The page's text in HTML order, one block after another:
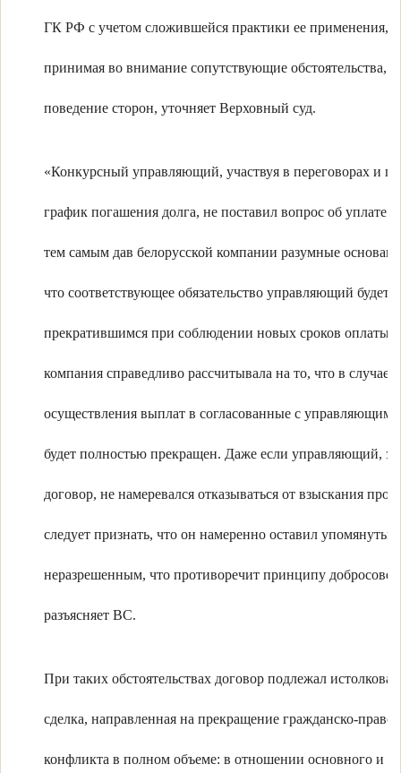
ГК РФ с учетом сложившейся практики ее применения, в
принимая во внимание сопутствующие обстоятельства,
поведение сторон, уточняет Верховный суд.
«Конкурсный управляющий, участвуя в переговорах и
график погашения долга, не поставил вопрос об уплате
тем самым дав белорусской компании разумные
что соответствующее обязательство управляющий будет
прекратившимся при соблюдении новых сроков оплаты.
компания справедливо рассчитывала на то, что в случае
осуществления выплат в согласованные с управляющим
будет полностью прекращен. Даже если управляющий,
договор, не намеревался отказываться от взыскания
следует признать, что он намеренно оставил
неразрешенным, что противоречит принципу
разъясняет ВС.
При таких обстоятельствах договор подлежал
сделка, направленная на прекращение гражданско-
конфликта в полном объеме: в отношении основного и